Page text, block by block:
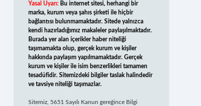
Yasal Uyarı: Bu internet sitesi, herhangi bir
marka, kurum veya şahıs şirketi ile hiçbir
bağlantısı bulunmamaktadır. Sitede yalnızca
kendi hazırladığımız makaleler paylaşılmaktadır.
Burada yer alan içerikler haber niteliği
taşımamakta olup, gerçek kurum ve kişiler
hakkında paylaşım yapılmamaktadır. Gerçek
kurum ve kişiler ile isim benzerlikleri tamamen
tesadüfidir. Sitemizdeki bilgiler taslak halindedir
ve tavsiye niteliği taşımazlar.
Sitemiz, 5651 Sayılı Kanun gereğince Bilgi